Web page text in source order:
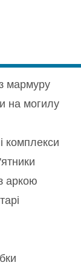
мармуру
на могилу
комплекси
аркою